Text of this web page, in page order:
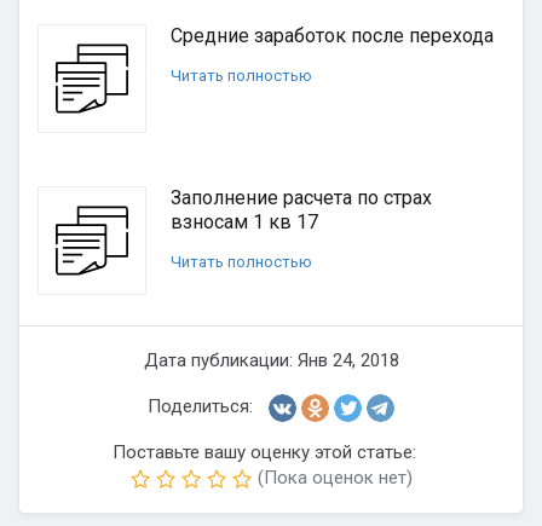
Средние заработок после перехода
Читать полностью
Заполнение расчета по страх
взносам 1 кв 17
Читать полностью
Дата публикации: Янв 24, 2018
Поделиться:
Поставьте вашу оценку этой статье:
(Пока оценок нет)